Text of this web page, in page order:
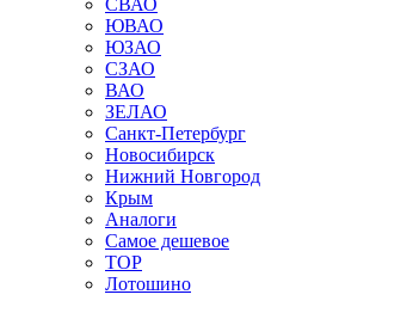
СВАО
ЮВАО
ЮЗАО
СЗАО
ВАО
ЗЕЛАО
Санкт-Петербург
Новосибирск
Нижний Новгород
Крым
Аналоги
Самое дешевое
TOP
Лотошино